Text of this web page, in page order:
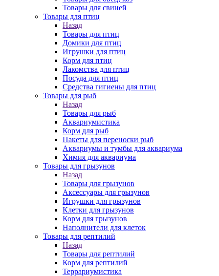
Товары для свиней
Товары для птиц
Назад
Товары для птиц
Домики для птиц
Игрушки для птиц
Корм для птиц
Лакомства для птиц
Посуда для птиц
Средства гигиены для птиц
Товары для рыб
Назад
Товары для рыб
Аквариумистика
Корм для рыб
Пакеты для переноски рыб
Аквариумы и тумбы для аквариума
Химия для аквариума
Товары для грызунов
Назад
Товары для грызунов
Аксессуары для грызунов
Игрушки для грызунов
Клетки для грызунов
Корм для грызунов
Наполнители для клеток
Товары для рептилий
Назад
Товары для рептилий
Корм для рептилий
Террариумистика